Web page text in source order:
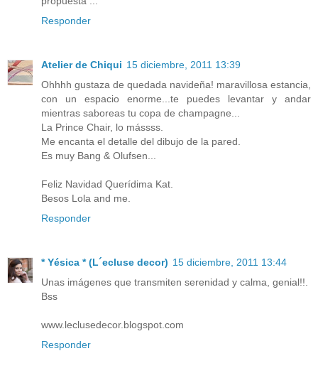
Responder
Atelier de Chiqui 15 diciembre, 2011 13:39
Ohhhh gustaza de quedada navideña! maravillosa estancia,
con un espacio enorme...te puedes levantar y andar
mientras saboreas tu copa de champagne...
La Prince Chair, lo mássss.
Me encanta el detalle del dibujo de la pared.
Es muy Bang & Olufsen...
Feliz Navidad Querídima Kat.
Besos Lola and me.
Responder
* Yésica * (L´ecluse decor) 15 diciembre, 2011 13:44
Unas imágenes que transmiten serenidad y calma, genial!!.
Bss
www.leclusedecor.blogspot.com
Responder